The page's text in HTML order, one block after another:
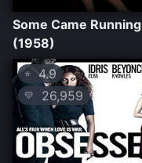
Some Came Running
(1958)
⭐ 4.9
💛 26,959